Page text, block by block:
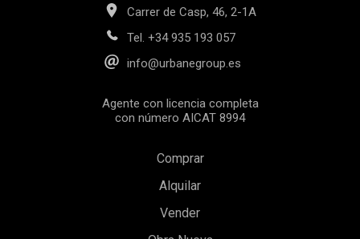
Carrer de Casp, 46, 2-1A
Tel. +34 935 193 057
info@urbanegroup.es
Agente con licencia completa
con número AICAT 8994
Comprar
Alquilar
Vender